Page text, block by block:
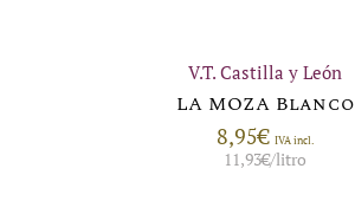
V.T. Castilla y León
LA MOZA Blanco
8,95€ IVA incl.
11,93€/litro